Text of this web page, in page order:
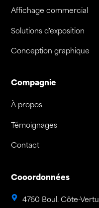
Affichage commercial
Solutions d'exposition
Conception graphique
Compagnie
À propos
Témoignages
Contact
Cooordonnées
4760 Boul. Côte-Vertu